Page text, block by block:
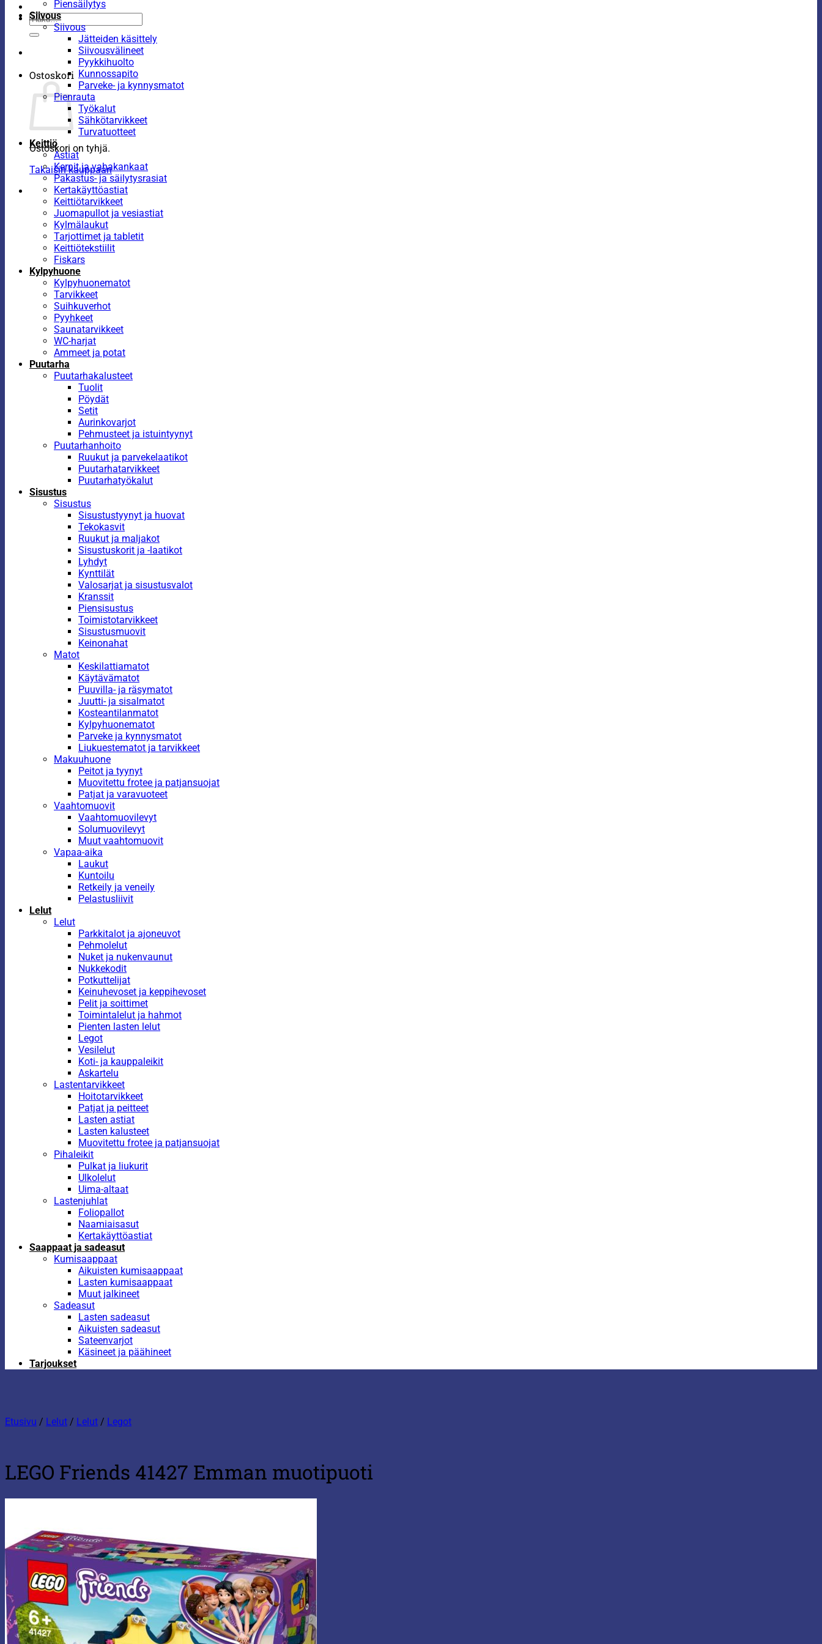
Etsi:
Ostoskori
Ostoskori on tyhjä.
Takaisin kauppaan
Piensäilytys
Siivous
Siivous
Jätteiden käsittely
Siivousvälineet
Pyykkihuolto
Kunnossapito
Parveke- ja kynnysmatot
Pienrauta
Työkalut
Sähkötarvikkeet
Turvatuotteet
Keittiö
Astiat
Kernit ja vahakankaat
Pakastus- ja säilytysrasiat
Kertakäyttöastiat
Keittiötarvikkeet
Juomapullot ja vesiastiat
Kylmälaukut
Tarjottimet ja tabletit
Keittiötekstiilit
Fiskars
Kylpyhuone
Kylpyhuonematot
Tarvikkeet
Suihkuverhot
Pyyhkeet
Saunatarvikkeet
WC-harjat
Ammeet ja potat
Puutarha
Puutarhakalusteet
Tuolit
Pöydät
Setit
Aurinkovarjot
Pehmusteet ja istuintyynyt
Puutarhanhoito
Ruukut ja parvekelaatikot
Puutarhatarvikkeet
Puutarhatyökalut
Sisustus
Sisustus
Sisustustyynyt ja huovat
Tekokasvit
Ruukut ja maljakot
Sisustuskorit ja -laatikot
Lyhdyt
Kynttilät
Valosarjat ja sisustusvalot
Kranssit
Piensisustus
Toimistotarvikkeet
Sisustusmuovit
Keinonahat
Matot
Keskilattiamatot
Käytävämatot
Puuvilla- ja räsymatot
Juutti- ja sisalmatot
Kosteantilanmatot
Kylpyhuonematot
Parveke ja kynnysmatot
Liukuestematot ja tarvikkeet
Makuuhuone
Peitot ja tyynyt
Muovitettu frotee ja patjansuojat
Patjat ja varavuoteet
Vaahtomuovit
Vaahtomuovilevyt
Solumuovilevyt
Muut vaahtomuovit
Vapaa-aika
Laukut
Kuntoilu
Retkeily ja veneily
Pelastusliivit
Lelut
Lelut
Parkkitalot ja ajoneuvot
Pehmolelut
Nuket ja nukenvaunut
Nukkekodit
Potkuttelijat
Keinuhevoset ja keppihevoset
Pelit ja soittimet
Toimintalelut ja hahmot
Pienten lasten lelut
Legot
Vesilelut
Koti- ja kauppaleikit
Askartelu
Lastentarvikkeet
Hoitotarvikkeet
Patjat ja peitteet
Lasten astiat
Lasten kalusteet
Muovitettu frotee ja patjansuojat
Pihaleikit
Pulkat ja liukurit
Ulkolelut
Uima-altaat
Lastenjuhlat
Foliopallot
Naamiaisasut
Kertakäyttöastiat
Saappaat ja sadeasut
Kumisaappaat
Aikuisten kumisaappaat
Lasten kumisaappaat
Muut jalkineet
Sadeasut
Lasten sadeasut
Aikuisten sadeasut
Sateenvarjot
Käsineet ja päähineet
Tarjoukset
Etusivu / Lelut / Lelut / Legot
LEGO Friends 41427 Emman muotipuoti